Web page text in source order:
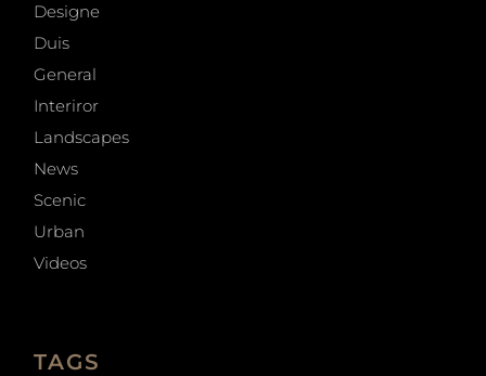
Designe
Duis
General
Interiror
Landscapes
News
Scenic
Urban
Videos
TAGS